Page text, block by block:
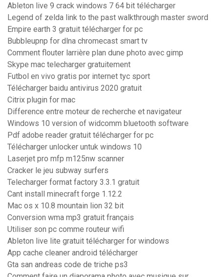
Ableton live 9 crack windows 7 64 bit télécharger
Legend of zelda link to the past walkthrough master sword
Empire earth 3 gratuit télécharger for pc
Bubbleupnp for dlna chromecast smart tv
Comment flouter larrière plan dune photo avec gimp
Skype mac telecharger gratuitement
Futbol en vivo gratis por internet tyc sport
Télécharger baidu antivirus 2020 gratuit
Citrix plugin for mac
Difference entre moteur de recherche et navigateur
Windows 10 version of widcomm bluetooth software
Pdf adobe reader gratuit télécharger for pc
Télécharger unlocker untuk windows 10
Laserjet pro mfp m125nw scanner
Cracker le jeu subway surfers
Telecharger format factory 3.3.1 gratuit
Cant install minecraft forge 1.12.2
Mac os x 10.8 mountain lion 32 bit
Conversion wma mp3 gratuit français
Utiliser son pc comme routeur wifi
Ableton live lite gratuit télécharger for windows
App cache cleaner android télécharger
Gta san andreas code de triche ps3